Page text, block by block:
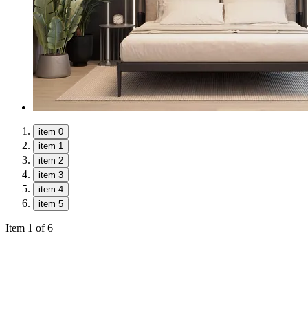
item 0
item 1
item 2
item 3
item 4
item 5
Item 1 of 6